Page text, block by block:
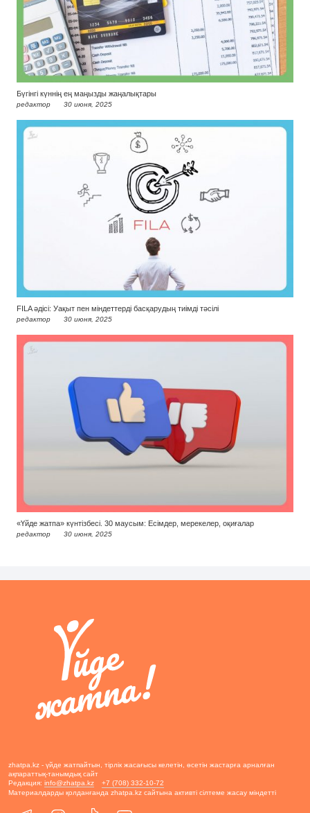
Бүгінгі күннің ең маңызды жаңалықтары
редактор 30 июня, 2025
FILA әдісі: Уақыт пен міндеттерді басқарудың тиімді тәсілі
редактор 30 июня, 2025
«Үйде жатпа» күнтізбесі. 30 маусым: Есімдер, мерекелер, оқиғалар
редактор 30 июня, 2025
zhatpa.kz - үйде жатпайтын, тірлік жасағысы келетін, өсетін жастарға арналған
ақпараттық-танымдық сайт
Редакция: info@zhatpa.kz
+7 (708) 332-10-72
Материалдарды қолданғанда zhatpa.kz сайтына активті сілтеме жасау міндетті